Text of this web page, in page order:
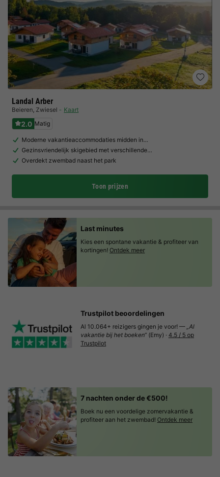
Landal Arber
Beieren, Zwiesel Kaart
2.0 Matig
Moderne vakantieaccommodaties midden in…
Gezinsvriendelijk skigebied met verschillende…
Overdekt zwembad naast het park
Toon prijzen
Last minutes
Kies een spontane vakantie & profiteer van
kortingen! Ontdek meer
Trustpilot beoordelingen
Al 10.064+ reizigers gingen je voor! — „Al
vakantie bij het boeken“ (Emy) · 4.5 / 5 op
Trustpilot
7 nachten onder de €500!
Boek nu een voordelige zomervakantie &
profiteer aan het zwembad! Ontdek meer